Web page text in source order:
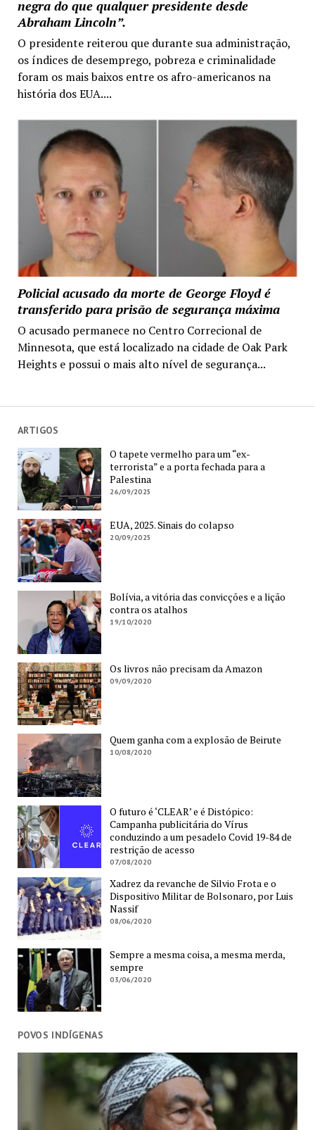
negra do que qualquer presidente desde
Abraham Lincoln”.
O presidente reiterou que durante sua administração,
os índices de desemprego, pobreza e criminalidade
foram os mais baixos entre os afro-americanos na
história dos EUA....
Policial acusado da morte de George Floyd é
transferido para prisão de segurança máxima
O acusado permanece no Centro Correcional de
Minnesota, que está localizado na cidade de Oak Park
Heights e possui o mais alto nível de segurança...
ARTIGOS
O tapete vermelho para um “ex-
terrorista” e a porta fechada para a
Palestina
26/09/2025
EUA, 2025. Sinais do colapso
20/09/2025
Bolívia, a vitória das convicções e a lição
contra os atalhos
19/10/2020
Os livros não precisam da Amazon
09/09/2020
Quem ganha com a explosão de Beirute
10/08/2020
O futuro é ‘CLEAR’ e é Distópico:
Campanha publicitária do Vírus
conduzindo a um pesadelo Covid 19-84 de
restrição de acesso
07/08/2020
Xadrez da revanche de Silvio Frota e o
Dispositivo Militar de Bolsonaro, por Luis
Nassif
08/06/2020
Sempre a mesma coisa, a mesma merda,
sempre
03/06/2020
POVOS INDÍGENAS